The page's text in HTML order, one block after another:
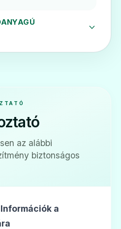
oldatos szemcsepp
👁️
szemcsepp
Ár: —
az alábbi
biztonságos
a